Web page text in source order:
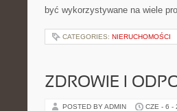
być wykorzystywane na wiele
CATEGORIES: NIERUCHOMOŚCI
ZDROWIE I
POSTED BY ADMIN CZE - 6 -